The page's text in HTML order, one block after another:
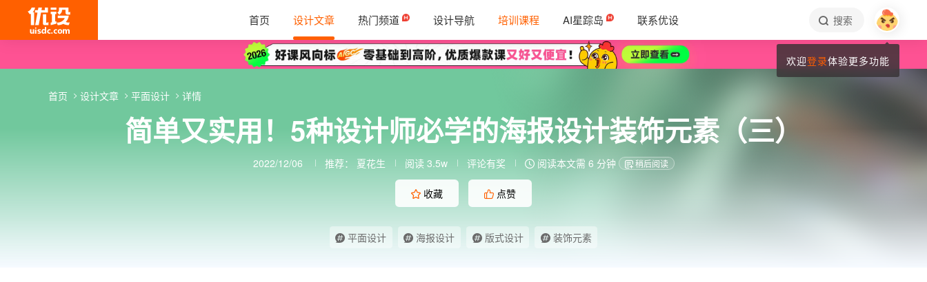
首页 设计文章 热门频道 设计导航 培训课程 AI星踪岛 联系优设 搜索
简单又实用！5种设计师必学的海报设计装饰元素（三）
2022/12/06 推荐： 夏花生 阅读 3.5w 评论有奖 阅读本文需 6 分钟 稍后阅读
收藏 点赞
平面设计 海报设计 版式设计 装饰元素
首页 设计文章 平面设计 详情
欢迎登录体验更多功能